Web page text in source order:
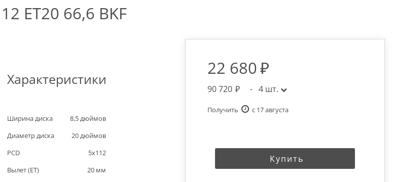
ET20 66,6 BKF
Характеристики
Ширина диска 8,5дюймов
Диаметр диска
20дюймов
PCD
5x112
Вылет (ET)
20 мм
22 680
90 720 - 4 шт.
Получить c 17 августа
Купить